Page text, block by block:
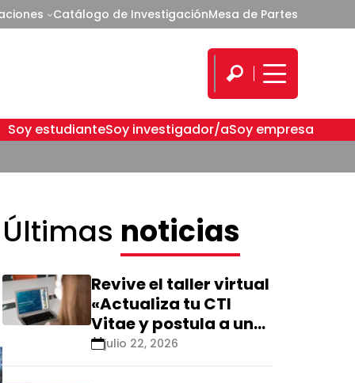
Catálogo de InvestigaciónMesa de Partes
Soy estudianteSoy investigador/aSoy empresa
Últimas noticias
Revive el taller virtual
«Actualiza tu CTI
Vitae y postula a una
nueva calificación
Renacyt»
julio 22, 2026